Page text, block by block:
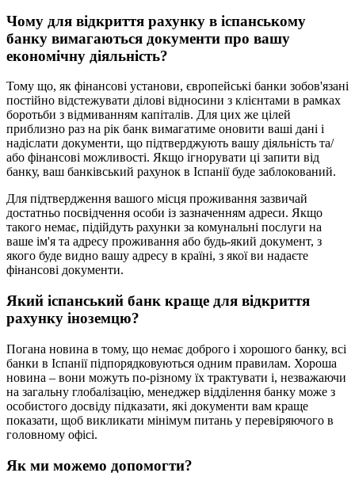
Чому для відкриття рахунку в іспанському
банку вимагаються документи про вашу
економічну діяльність?
Тому що, як фінансові установи, європейські банки зобов'язані
постійно відстежувати ділові відносини з клієнтами в рамках
боротьби з відмиванням капіталів. Для цих же цілей
приблизно раз на рік банк вимагатиме оновити ваші дані і
надіслати документи, що підтверджують вашу діяльність та/
або фінансові можливості. Якщо ігнорувати ці запити від
банку, ваш банківський рахунок в Іспанії буде заблокований.
Для підтвердження вашого місця проживання зазвичай
достатньо посвідчення особи із зазначенням адреси. Якщо
такого немає, підійдуть рахунки за комунальні послуги на
ваше ім'я та адресу проживання або будь-який документ, з
якого буде видно вашу адресу в країні, з якої ви надаєте
фінансові документи.
Який іспанський банк краще для відкриття
рахунку іноземцю?
Погана новина в тому, що немає доброго і хорошого банку, всі
банки в Іспанії підпорядковуються одним правилам. Хороша
новина – вони можуть по-різному їх трактувати і, незважаючи
на загальну глобалізацію, менеджер відділення банку може з
особистого досвіду підказати, які документи вам краще
показати, щоб викликати мінімум питань у перевіряючого в
головному офісі.
Як ми можемо допомогти?